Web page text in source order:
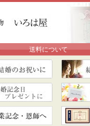
送料について